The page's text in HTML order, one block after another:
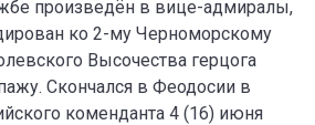
произведён в вице-адмиралы,
ко 2-му Черноморскому
Высочества герцога
Скончался в Феодосии в
коменданта 4 (16) июня